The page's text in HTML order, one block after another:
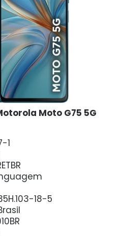
Moto G75 5G
18-5